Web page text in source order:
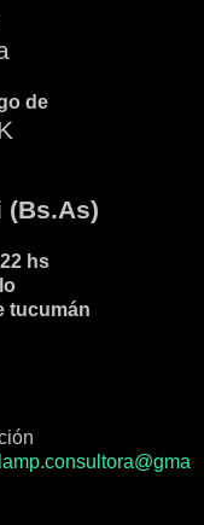
de
(Bs.As)
hs
tucumán